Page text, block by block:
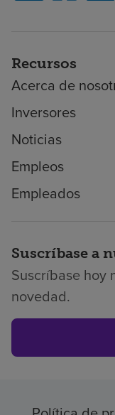
Recursos
Acerca de
Inversores
Noticias
Empleos
Empleados
Suscríbase a
Suscríbase hoy
novedad.